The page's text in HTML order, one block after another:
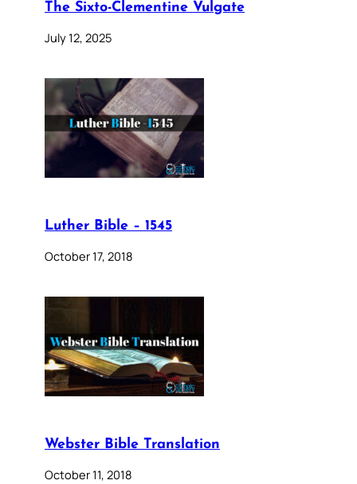
The Sixto-Clementine Vulgate
July 12, 2025
Luther Bible – 1545
October 17, 2018
Webster Bible Translation
October 11, 2018